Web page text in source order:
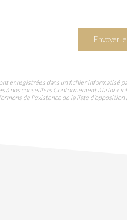
Envoyer
enregistrées dans un fichier informatisé
à nos conseillers Conformément à la loi «
de l'existence de la liste